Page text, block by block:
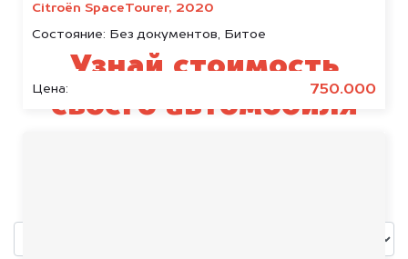
Citroën SpaceTourer, 2020
Состояние: Без документов, Битое
Цена: 750.000
Узнай стоимость
своего автомобиля